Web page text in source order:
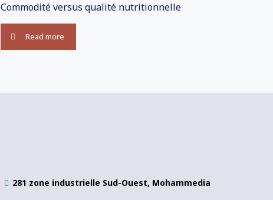
Commodité versus qualité nutritionnelle
Read more
281 zone industrielle Sud-Ouest, Mohammedia